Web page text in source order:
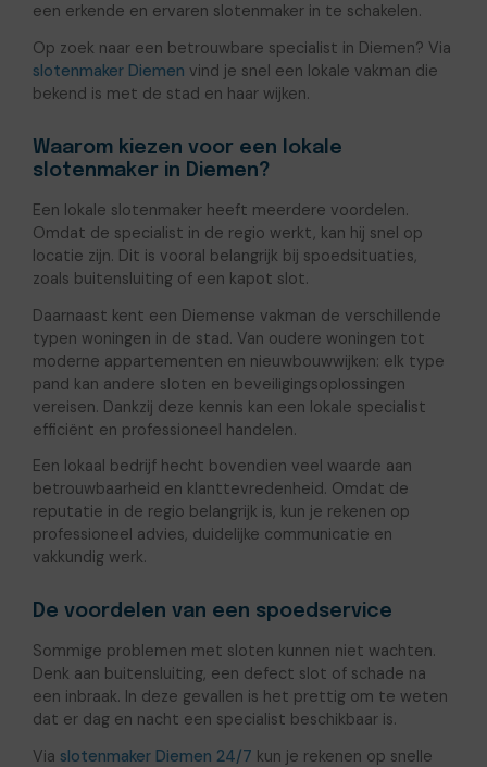
een erkende en ervaren slotenmaker in te schakelen.
Op zoek naar een betrouwbare specialist in Diemen? Via
slotenmaker Diemen vind je snel een lokale vakman die
bekend is met de stad en haar wijken.
Waarom kiezen voor een lokale
slotenmaker in Diemen?
Een lokale slotenmaker heeft meerdere voordelen.
Omdat de specialist in de regio werkt, kan hij snel op
locatie zijn. Dit is vooral belangrijk bij spoedsituaties,
zoals buitensluiting of een kapot slot.
Daarnaast kent een Diemense vakman de verschillende
typen woningen in de stad. Van oudere woningen tot
moderne appartementen en nieuwbouwwijken: elk type
pand kan andere sloten en beveiligingsoplossingen
vereisen. Dankzij deze kennis kan een lokale specialist
efficiënt en professioneel handelen.
Een lokaal bedrijf hecht bovendien veel waarde aan
betrouwbaarheid en klanttevredenheid. Omdat de
reputatie in de regio belangrijk is, kun je rekenen op
professioneel advies, duidelijke communicatie en
vakkundig werk.
De voordelen van een spoedservice
Sommige problemen met sloten kunnen niet wachten.
Denk aan buitensluiting, een defect slot of schade na
een inbraak. In deze gevallen is het prettig om te weten
dat er dag en nacht een specialist beschikbaar is.
Via slotenmaker Diemen 24/7 kun je rekenen op snelle